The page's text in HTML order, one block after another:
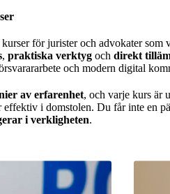
för jurister och advokater som
, praktiska verktyg och direkt
och modern digital
av erfarenhet, och varje kurs är
i domstolen. Du får inte en
i verkligheten.